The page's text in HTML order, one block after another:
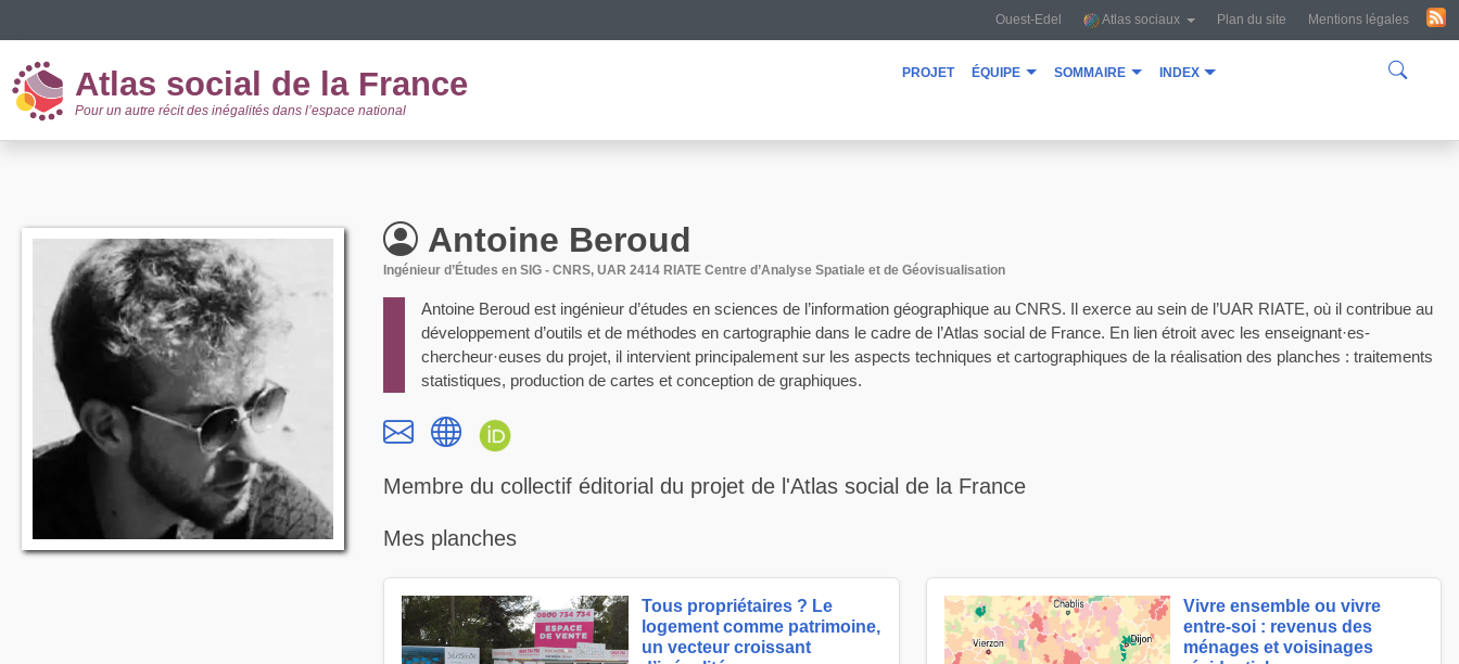
Ouest-Edel Atlas sociaux Plan du site Mentions légales
Atlas social de la France
Pour un autre récit des inégalités dans l’espace national
projet équipe sommaire index
Antoine Beroud
Ingénieur d’Études en SIG - CNRS, UAR 2414 RIATE Centre d’Analyse Spatiale et de Géovisualisation
Antoine Beroud est ingénieur d’études en sciences de l’information géographique au CNRS. Il exerce au sein de l’UAR RIATE, où il contribue au
développement d’outils et de méthodes en cartographie dans le cadre de l’Atlas social de France. En lien étroit avec les enseignant·es-
chercheur·euses du projet, il intervient principalement sur les aspects techniques et cartographiques de la réalisation des planches : traitements
statistiques, production de cartes et conception de graphiques.
Membre du collectif éditorial du projet de l'Atlas social de la France
Mes planches
Tous propriétaires ? Le
logement comme patrimoine,
un vecteur croissant
Vivre ensemble ou vivre
entre-soi : revenus des
ménages et voisinages